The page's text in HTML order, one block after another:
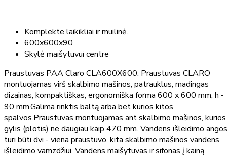
Komplekte laikikliai ir muilinė.
600x600x90
Skylė maišytuvui centre
Praustuvas PAA Claro CLA600X600. Praustuvas CLARO
montuojamas virš skalbimo mašinos, patrauklus, madingas
dizainas, kompaktiškas, ergonomiška forma 600 x 600 mm, h -
90 mm.Galima rinktis baltą arba bet kurios kitos
spalvos.Praustuvas montuojamas ant skalbimo mašinos, kurios
gylis (plotis) ne daugiau kaip 470 mm. Vandens išleidimo angos
turi būti dvi - viena praustuvo, kita skalbimo mašinos vandens
išleidimo vamzdžiui. Vandens maišytuvas ir sifonas į kainą